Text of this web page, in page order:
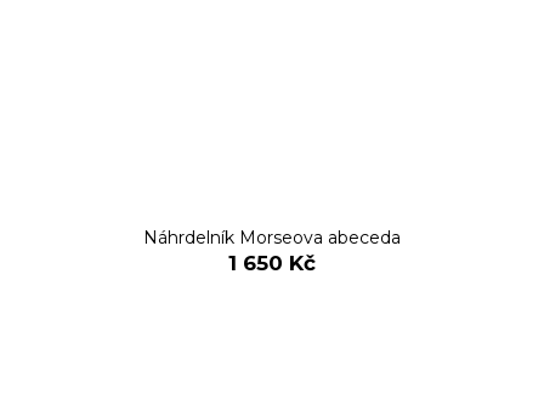
Náhrdelník Morseova abeceda
1 650 Kč